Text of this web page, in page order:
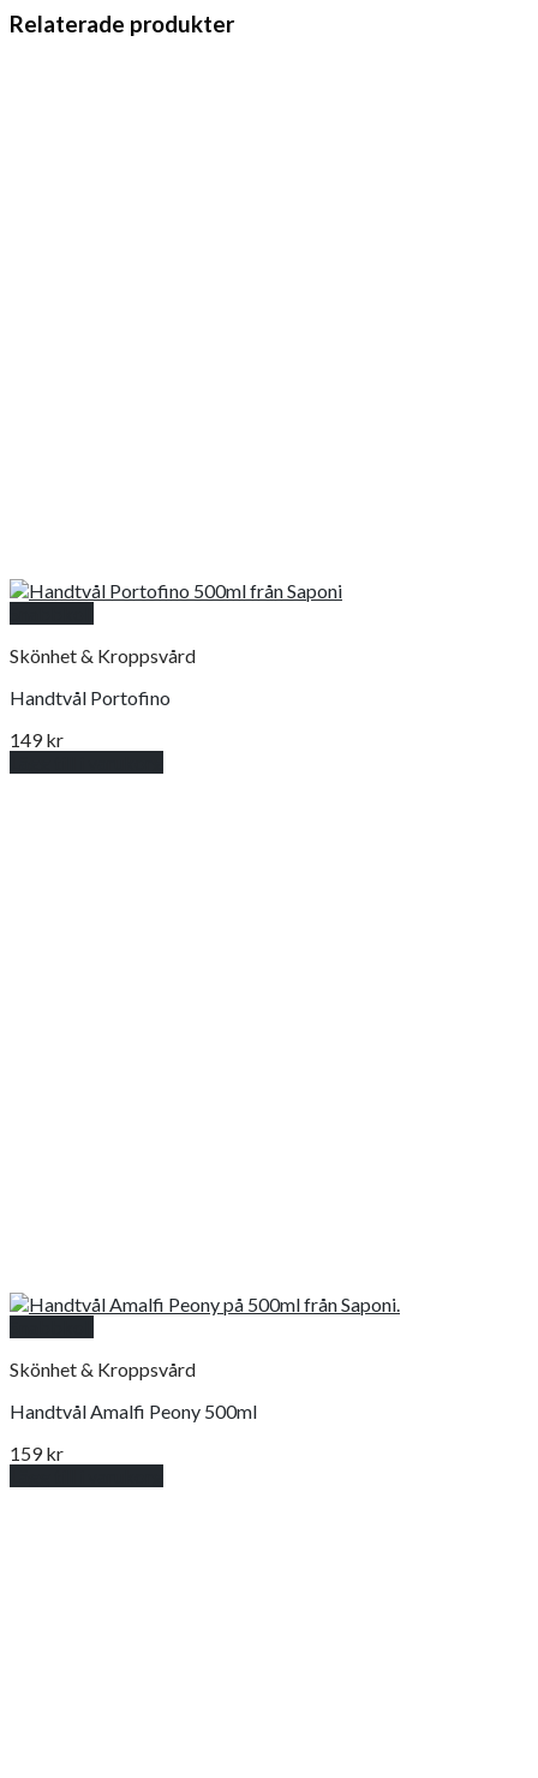
Relaterade produkter
Skönhet & Kroppsvård
Handtvål Portofino
149kr
Skönhet & Kroppsvård
Handtvål Amalfi Peony 500ml
159kr